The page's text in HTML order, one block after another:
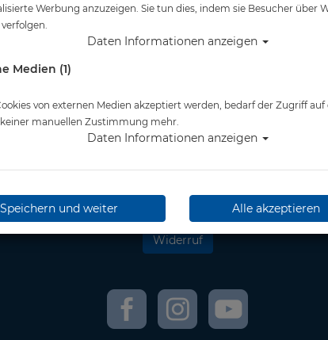
Kundeninformationen
Informationen
Newsletter
DHL
und Lieferfristen
Widerruf
Werbung anzuzeigen. Sie tun dies, indem sie Besucher über
Daten Informationen anzeigen
Medien (1)
von externen Medien akzeptiert werden, bedarf der Zugriff auf
manuellen Zustimmung mehr.
Daten Informationen anzeigen
Speichern und weiter Alle akzeptieren